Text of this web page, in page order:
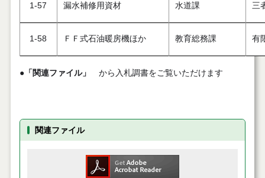
1-57 漏水補修用資材 水道課 三
1-58 ＦＦ式石油暖房機ほか 教育総務課 有
●「関連ファイル」 から入札調書をご覧いただけます
関連ファイル